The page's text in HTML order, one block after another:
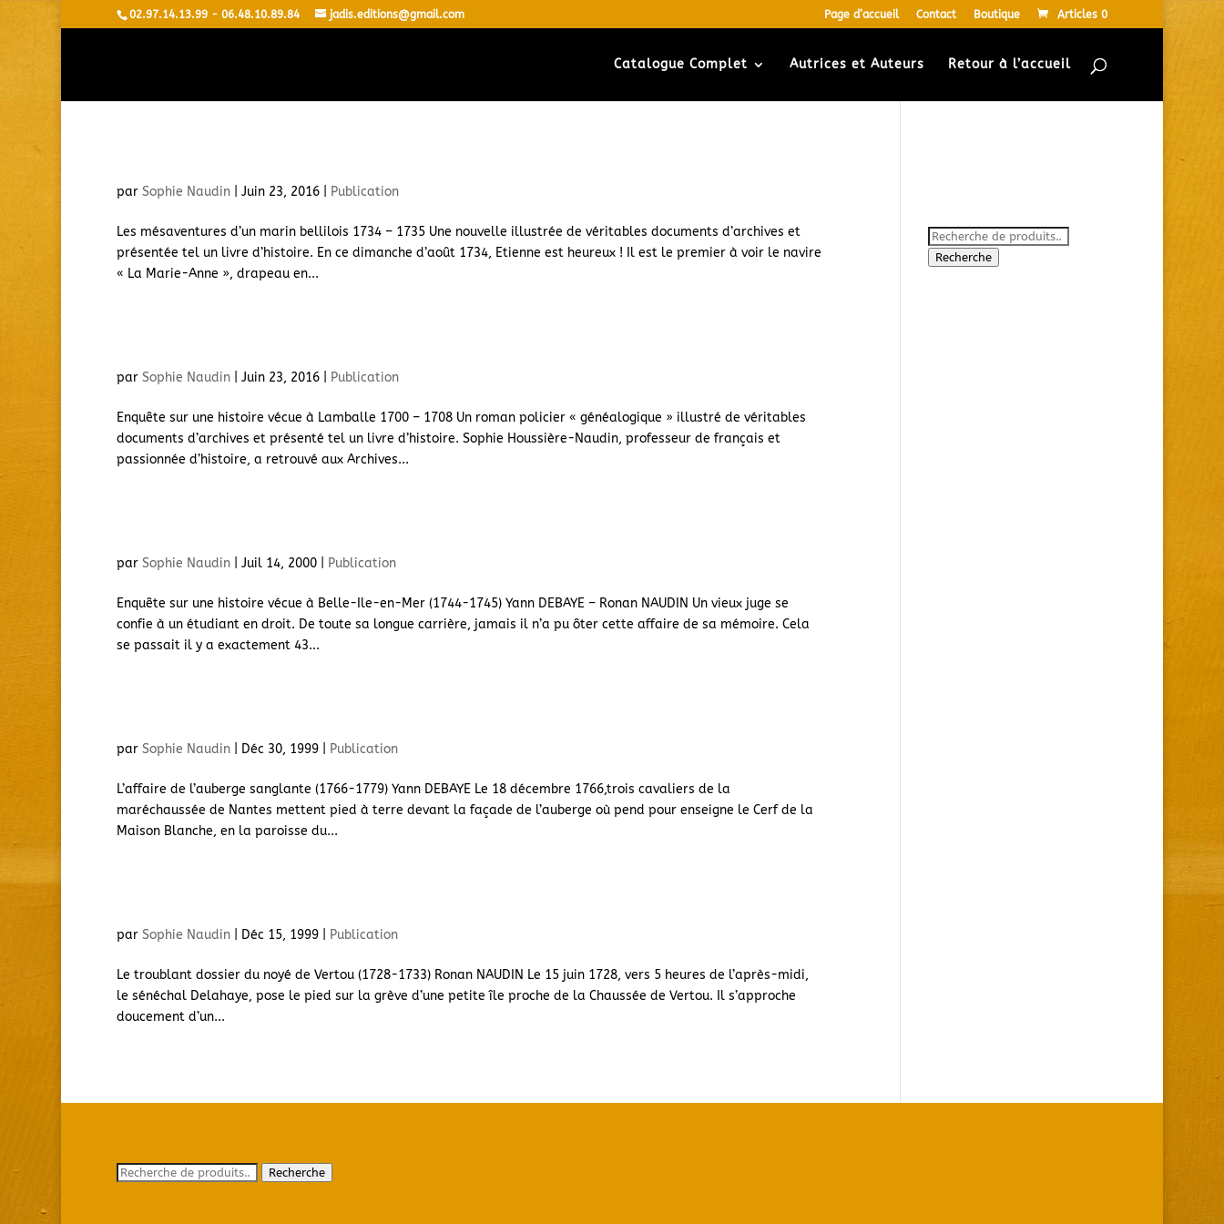
02.97.14.13.99 - 06.48.10.89.84 jadis.editions@gmail.com Page d’accueil Contact Boutique Articles 0
Catalogue Complet Autrices et Auteurs Retour à l’accueil
par Sophie Naudin| Juin 23, 2016| Publication
Les mésaventures d’un marin bellilois 1734 – 1735 Une nouvelle illustrée de véritables documents d’archives et
présentée tel un livre d’histoire. En ce dimanche d’août 1734, Etienne est heureux ! Il est le premier à voir le navire
« La Marie-Anne », drapeau en...
par Sophie Naudin| Juin 23, 2016| Publication
Enquête sur une histoire vécue à Lamballe 1700 – 1708 Un roman policier « généalogique » illustré de véritables
documents d’archives et présenté tel un livre d’histoire. Sophie Houssière-Naudin, professeur de français et
passionnée d’histoire, a retrouvé aux Archives...
par Sophie Naudin| Juil 14, 2000| Publication
Enquête sur une histoire vécue à Belle-Ile-en-Mer (1744-1745) Yann DEBAYE – Ronan NAUDIN Un vieux juge se
confie à un étudiant en droit. De toute sa longue carrière, jamais il n’a pu ôter cette affaire de sa mémoire. Cela
se passait il y a exactement 43...
par Sophie Naudin| Déc 30, 1999| Publication
L’affaire de l’auberge sanglante (1766-1779) Yann DEBAYE Le 18 décembre 1766,trois cavaliers de la
maréchaussée de Nantes mettent pied à terre devant la façade de l’auberge où pend pour enseigne le Cerf de la
Maison Blanche, en la paroisse du...
par Sophie Naudin| Déc 15, 1999| Publication
Le troublant dossier du noyé de Vertou (1728-1733) Ronan NAUDIN Le 15 juin 1728, vers 5 heures de l’après-midi,
le sénéchal Delahaye, pose le pied sur la grève d’une petite île proche de la Chaussée de Vertou. Il s’approche
doucement d’un...
Recherche
pour :
Recherche
Recherche
Recherche